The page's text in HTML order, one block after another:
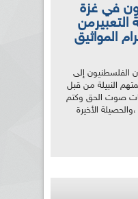
في غزة
التعبيرمن
المواثيق
الفلسطنيون إلى
النبيلة من قبل
صوت الحق وكتم
الأخيرة